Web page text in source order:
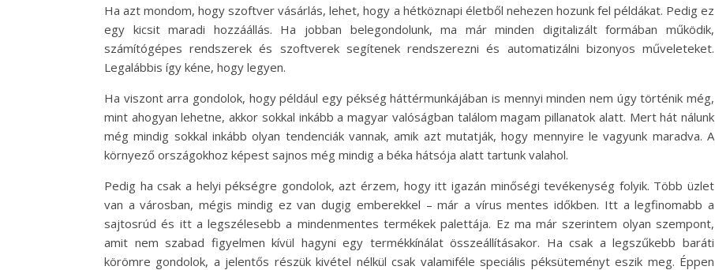
Ha azt mondom, hogy szoftver vásárlás, lehet, hogy a hétköznapi életből nehezen hozunk fel példákat. Pedig ez
egy kicsit maradi hozzáállás. Ha jobban belegondolunk, ma már minden digitalizált formában működik,
számítógépes rendszerek és szoftverek segítenek rendszerezni és automatizálni bizonyos műveleteket.
Legalábbis így kéne, hogy legyen.
Ha viszont arra gondolok, hogy például egy pékség háttérmunkájában is mennyi minden nem úgy történik még,
mint ahogyan lehetne, akkor sokkal inkább a magyar valóságban találom magam pillanatok alatt. Mert hát nálunk
még mindig sokkal inkább olyan tendenciák vannak, amik azt mutatják, hogy mennyire le vagyunk maradva. A
környező országokhoz képest sajnos még mindig a béka hátsója alatt tartunk valahol.
Pedig ha csak a helyi pékségre gondolok, azt érzem, hogy itt igazán minőségi tevékenység folyik. Több üzlet
van a városban, mégis mindig ez van dugig emberekkel – már a vírus mentes időkben. Itt a legfinomabb a
sajtosrúd és itt a legszélesebb a mindenmentes termékek palettája. Ez ma már szerintem olyan szempont,
amit nem szabad figyelmen kívül hagyni egy termékkínálat összeállításakor. Ha csak a legszűkebb baráti
körömre gondolok, a jelentős részük kivétel nélkül csak valamiféle speciális péksüteményt eszik meg. Éppen